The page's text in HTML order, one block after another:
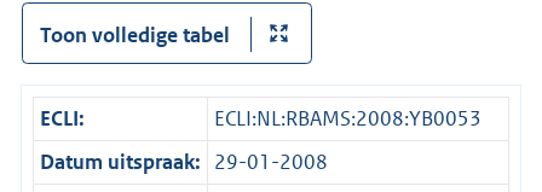
Toon volledige tabel
ECLI:
ECLI:NL:RBAMS:2008:YB0053
Datum uitspraak: 29-01-2008